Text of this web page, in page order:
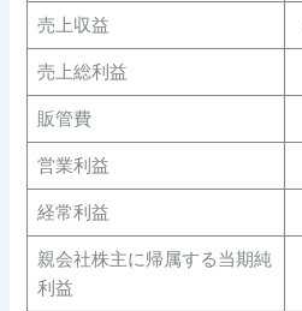
売上収益
売上総利益
販管費
営業利益
経常利益
親会社株主に帰属する当期純
利益